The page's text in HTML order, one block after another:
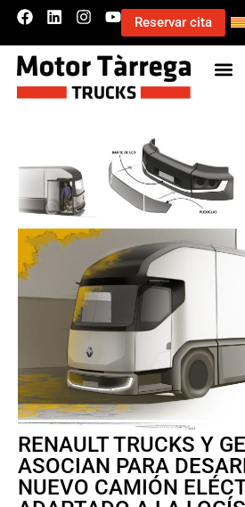
Reservar cita
RENAULT TRUCKS Y
ASOCIAN PARA
NUEVO CAMIÓN